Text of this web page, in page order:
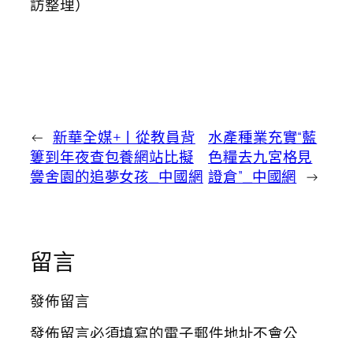
訪整理）
← 新華全媒+丨從教員背
簍到年夜查包養網站比擬
黌舍園的追夢女孩_中國網
水產種業充實“藍
色糧去九宮格見
證倉”_中國網 →
留言
發佈留言
發佈留言必須填寫的電子郵件地址不會公